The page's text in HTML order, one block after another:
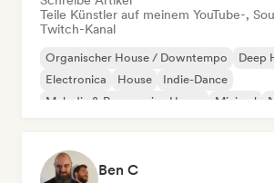
Teile Künstler auf meinem YouTube-,
Twitch-Kanal
Organischer House / Downtempo
Deep
Electronica
House
Indie-Dance
Melodic & Progressive House
Minimal
Ben C